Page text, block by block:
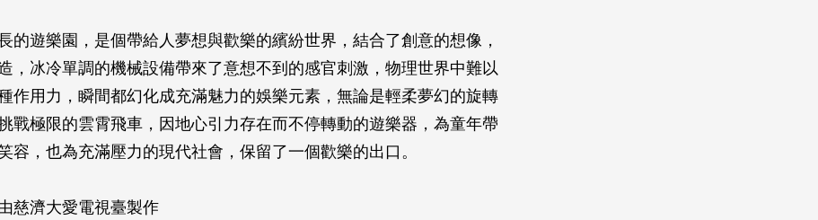
的遊樂園，是個帶給人夢想與歡樂的繽紛世界，結合了創意的想像，
，冰冷單調的機械設備帶來了意想不到的感官刺激，物理世界中難以
作用­力，瞬間都幻化成充滿魅力的娛樂元素，無論是輕柔夢幻的旋轉
戰極限的雲霄­飛車，因地心引力存在而不停轉動的遊樂器，為童年帶
容，也為充滿壓力的現­代社會，保留了一個歡樂的出口。
慈濟大愛電視臺製作